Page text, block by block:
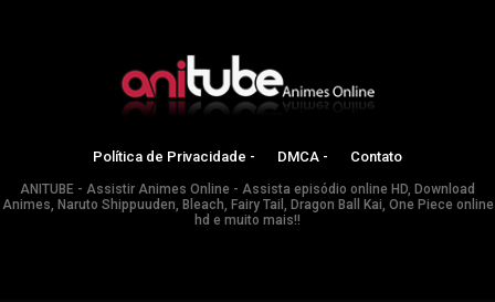
Política de Privacidade - DMCA - Contato
ANITUBE - Assistir Animes Online - Assista episódio online HD, Download
Animes, Naruto Shippuuden, Bleach, Fairy Tail, Dragon Ball Kai, One Piece online
hd e muito mais!!